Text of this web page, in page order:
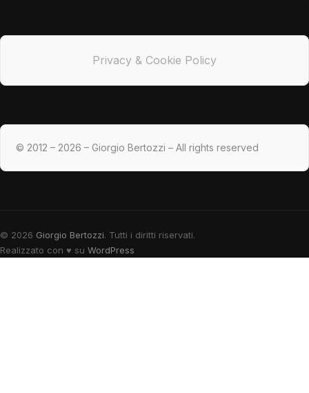
Privacy & Cookie Policy
© 2012 – 2026 – Giorgio Bertozzi – All rights reserved
© 2026 Giorgio Bertozzi. Tutti i diritti riservati.
Realizzato con ♥ su WordPress